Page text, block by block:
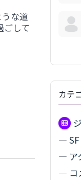
な道
ごして
カテ
— SF
—
— コ